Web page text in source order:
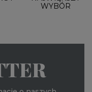
WYBÓR